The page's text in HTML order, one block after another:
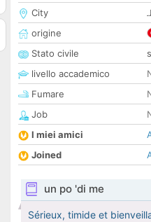
City
origine
Stato civile
livello accademico
Fumare
Job
I miei amici
Joined
un po 'di me
Sérieux, timide et